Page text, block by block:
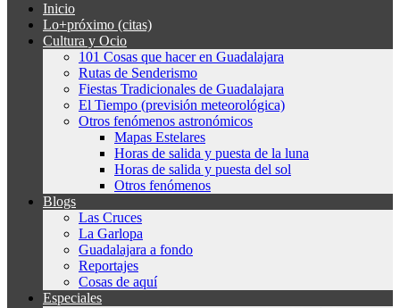
Inicio
Lo+próximo (citas)
Cultura y Ocio
101 Cosas que hacer en Guadalajara
Rutas de Senderismo
Fiestas Tradicionales de Guadalajara
El Tiempo (previsión meteorológica)
Otros fenómenos astronómicos
Mapas Estelares
Horas de salida y puesta de la luna
Horas de salida y puesta del sol
Otros fenómenos
Blogs
Las Cruces
La Garlopa
Guadalajara a fondo
Reportajes
Cosas de aquí
Especiales